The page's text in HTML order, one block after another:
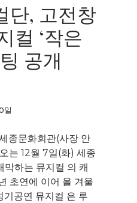
단, 고전창
컬 ‘작은
공개
일
종문화회관(사장 안
는 12월 7일(화) 세종
하는 뮤지컬 의 캐
초연에 이어 올 겨울
기공연 뮤지컬 은 루